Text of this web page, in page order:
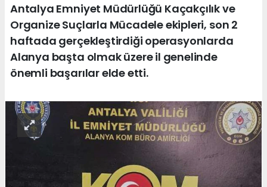
Antalya Emniyet Müdürlüğü Kaçakçılık ve
Organize Suçlarla Mücadele ekipleri, son 2
haftada gerçekleştirdiği operasyonlarda
Alanya başta olmak üzere il genelinde
önemli başarılar elde etti.